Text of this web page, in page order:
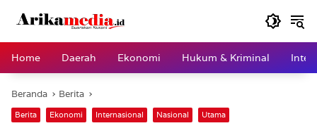
Home
Daerah Ekonomi Hukum & Kriminal
Beranda Berita
Berita Ekonomi Internasional Nasional Utama